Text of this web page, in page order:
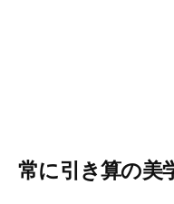
常に引き算の美